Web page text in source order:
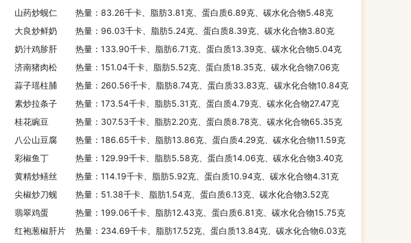
山药炒蚬仁
热量：83.26千卡、脂肪3.81克、蛋白质6.89克、碳水化合物5.48克
大良炒鲜奶
热量：96.03千卡、脂肪5.24克、蛋白质8.39克、碳水化合物3.80克
奶汁鸡胗肝
热量：133.90千卡、脂肪6.71克、蛋白质13.39克、碳水化合物5.04克
济南猪肉松
热量：151.04千卡、脂肪5.52克、蛋白质18.35克、碳水化合物7.06克
蒜子瑶柱脯
热量：260.56千卡、脂肪8.74克、蛋白质33.83克、碳水化合物10.84克
素炒拉条子
热量：173.54千卡、脂肪5.31克、蛋白质4.79克、碳水化合物27.47克
桂花豌豆
热量：307.53千卡、脂肪2.20克、蛋白质8.78克、碳水化合物65.35克
八公山豆腐
热量：186.65千卡、脂肪13.86克、蛋白质4.29克、碳水化合物11.59克
彩椒鱼丁
热量：129.99千卡、脂肪5.58克、蛋白质14.06克、碳水化合物3.40克
黄精炒鳝丝
热量：114.19千卡、脂肪5.92克、蛋白质10.94克、碳水化合物4.31克
尖椒炒刀蚬
热量：51.38千卡、脂肪1.54克、蛋白质6.13克、碳水化合物3.52克
翡翠鸡蛋
热量：199.06千卡、脂肪12.43克、蛋白质6.81克、碳水化合物15.75克
红袍葱椒肝片
热量：234.69千卡、脂肪17.52克、蛋白质13.84克、碳水化合物6.03克